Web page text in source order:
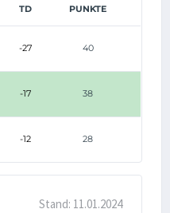
TD PUNKTE
-27 40
-17 38
-12 28
Stand: 11.01.2024